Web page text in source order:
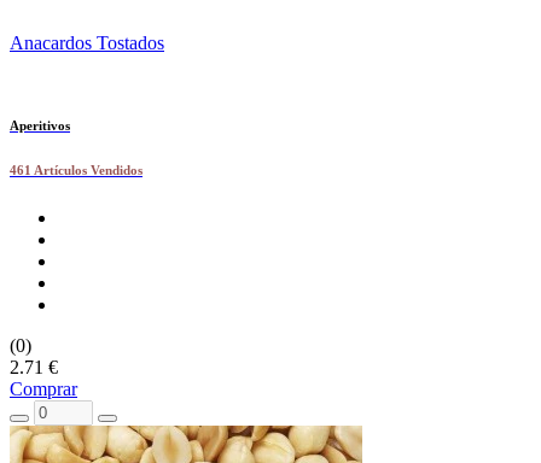
Anacardos Tostados
Aperitivos
461 Artículos Vendidos
(0)
2.71 €
Comprar